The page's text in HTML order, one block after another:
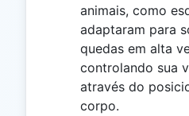
animais, como
adaptaram para
quedas em alta
controlando sua
através do
corpo.